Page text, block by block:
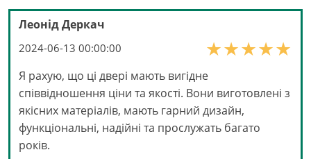
Леонід Деркач
2024-06-13 00:00:00
Я рахую, що ці двері мають вигідне
співвідношення ціни та якості. Вони виготовлені з
якісних матеріалів, мають гарний дизайн,
функціональні, надійні та прослужать багато
років.